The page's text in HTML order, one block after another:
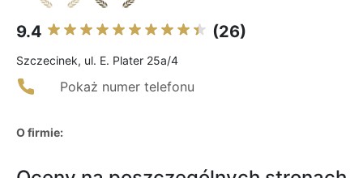
9.4 (26)
Szczecinek, ul. E. Plater 25a/4
Pokaż numer telefonu
O firmie: